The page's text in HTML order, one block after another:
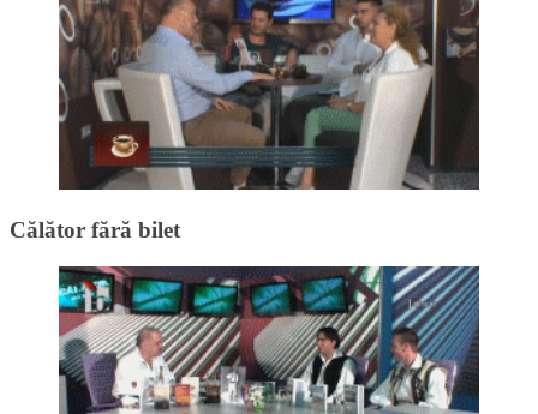
Călător fără bilet